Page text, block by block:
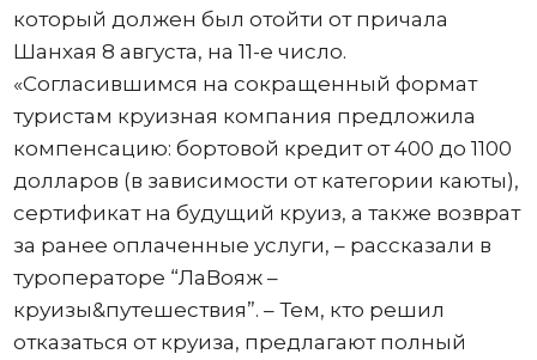
который должен был отойти от причала
Шанхая 8 августа, на 11-е число.
«Согласившимся на сокращенный формат
туристам круизная компания предложила
компенсацию: бортовой кредит от 400 до 1100
долларов (в зависимости от категории каюты),
сертификат на будущий круиз, а также возврат
за ранее оплаченные услуги, – рассказали в
туроператоре “ЛаВояж –
круизы&путешествия”. – Тем, кто решил
отказаться от круиза, предлагают полный